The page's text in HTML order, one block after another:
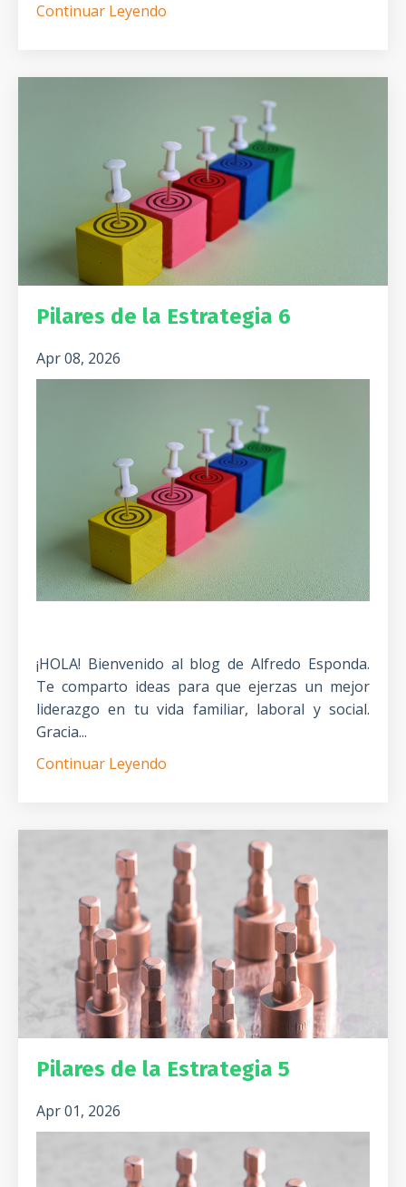
Continuar Leyendo
Pilares de la Estrategia 6
Apr 08, 2026
¡HOLA! Bienvenido al blog de Alfredo Esponda.
Te comparto ideas para que ejerzas un mejor
liderazgo en tu vida familiar, laboral y social.
Gracia...
Continuar Leyendo
Pilares de la Estrategia 5
Apr 01, 2026